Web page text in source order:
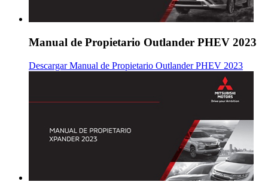
Manual de Propietario Outlander PHEV 2023
Descargar Manual de Propietario Outlander PHEV 2023